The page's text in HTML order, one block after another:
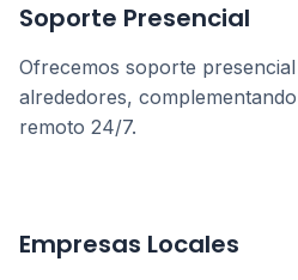
Soporte Presencial
Ofrecemos soporte
alrededores,
remoto 24/7.
Empresas Locales